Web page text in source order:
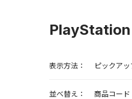
PlayStation
表示方法： ピックアッ
並べ替え： 商品コード